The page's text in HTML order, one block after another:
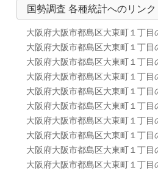
国勢調査 各種統計へのリンク
大阪府大阪市都島区大東町１丁目
大阪府大阪市都島区大東町１丁目
大阪府大阪市都島区大東町１丁
大阪府大阪市都島区大東町１丁目
大阪府大阪市都島区大東町１丁
大阪府大阪市都島区大東町１丁
大阪府大阪市都島区大東町１丁目
大阪府大阪市都島区大東町１丁
大阪府大阪市都島区大東町１丁
大阪府大阪市都島区大東町１丁